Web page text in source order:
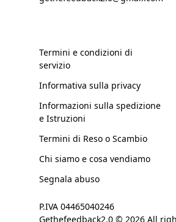
Termini e condizioni di
servizio
Informativa sulla privacy
Informazioni sulla spedizione
e Istruzioni
Termini di Reso o Scambio
Chi siamo e cosa vendiamo
Segnala abuso
P.IVA 04465040246
Gethefeedback2.0 © 2026 All